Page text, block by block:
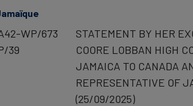
WP/673
39
STATEMENT BY HER
COORE LOBBAN HIGH
JAMAICA TO CANADA
REPRESENTATIVE OF
(25/09/2025)